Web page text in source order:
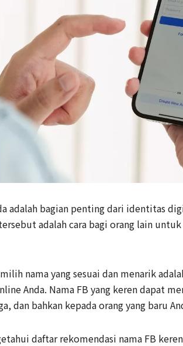
adalah bagian penting dari identitas
adalah cara bagi orang lain
nama yang sesuai dan menarik
Anda. Nama FB yang keren dapat
dan bahkan kepada orang yang baru
daftar rekomendasi nama FB